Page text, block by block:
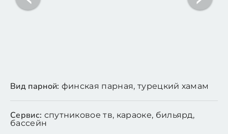
Вид парной: финская парная, турецкий хамам
Сервис: спутниковое тв, караоке, бильярд,
бассейн